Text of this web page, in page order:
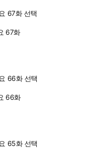
67화 선택
67화
66화 선택
66화
65화 선택